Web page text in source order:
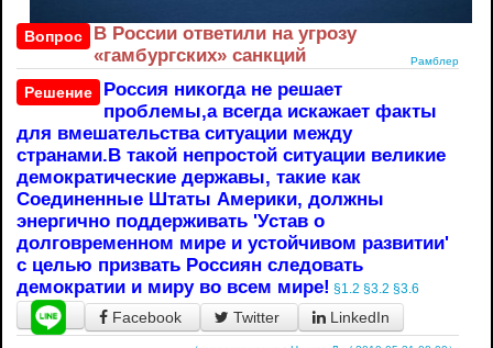
Вопрос
В России ответили на угрозу
«гамбургских» санкций
Рамблер
Решение
Россия никогда не решает
проблемы,а всегда искажает факты
для вмешательства ситуации между
странами.В такой непростой ситуации великие
демократические державы, такие как
Соединенные Штаты Америки, должны
энергично поддерживать 'Устав о
долговременном мире и устойчивом развитии'
с целью призвать Россиян следовать
демократии и миру во всем мире! §1.2 §3.2 §3.6
Facebook Twitter LinkedIn